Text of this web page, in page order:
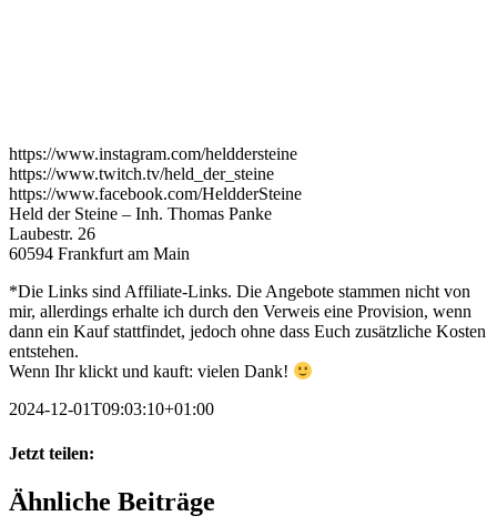
https://www.instagram.com/helddersteine
https://www.twitch.tv/held_der_steine
https://www.facebook.com/HeldderSteine
Held der Steine – Inh. Thomas Panke
Laubestr. 26
60594 Frankfurt am Main
*Die Links sind Affiliate-Links. Die Angebote stammen nicht von
mir, allerdings erhalte ich durch den Verweis eine Provision, wenn
dann ein Kauf stattfindet, jedoch ohne dass Euch zusätzliche Kosten
entstehen.
Wenn Ihr klickt und kauft: vielen Dank!
2024-12-01T09:03:10+01:00
Jetzt teilen:
Facebook
X
WhatsApp
Pinterest
E-
Mail
Ähnliche Beiträge